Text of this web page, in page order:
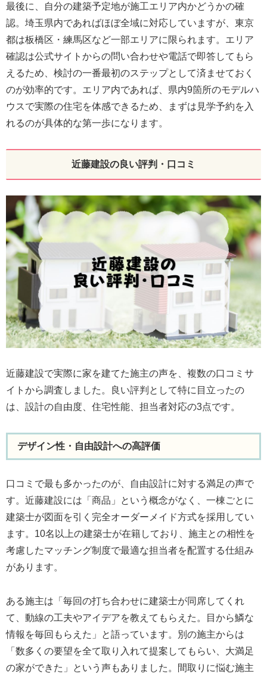
最後に、自分の建築予定地が施工エリア内かどうかの確
認。埼玉県内であればほぼ全域に対応していますが、東京
都は板橋区・練馬区など一部エリアに限られます。エリア
確認は公式サイトからの問い合わせや電話で即答してもら
えるため、検討の一番最初のステップとして済ませておく
のが効率的です。エリア内であれば、県内9箇所のモデルハ
ウスで実際の住宅を体感できるため、まずは見学予約を入
れるのが具体的な第一歩になります。
近藤建設の良い評判・口コミ
近藤建設で実際に家を建てた施主の声を、複数の口コミサ
イトから調査しました。良い評判として特に目立ったの
は、設計の自由度、住宅性能、担当者対応の3点です。
デザイン性・自由設計への高評価
口コミで最も多かったのが、自由設計に対する満足の声で
す。近藤建設には「商品」という概念がなく、一棟ごとに
建築士が図面を引く完全オーダーメイド方式を採用してい
ます。10名以上の建築士が在籍しており、施主との相性を
考慮したマッチング制度で最適な担当者を配置する仕組み
があります。
ある施主は「毎回の打ち合わせに建築士が同席してくれ
て、動線の工夫やアイデアを教えてもらえた。目から鱗な
情報を毎回もらえた」と語っています。別の施主からは
「数多くの要望を全て取り入れて提案してもらい、大満足
の家ができた」という声もありました。間取りに悩む施主